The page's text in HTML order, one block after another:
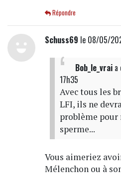
Répondre
Schuss69 le 08/05/
Bob_le_vraia
17h35
Avec tous les
LFI, ils ne
problème pour
sperme...
Vous aimeriez
Mélenchon ou à